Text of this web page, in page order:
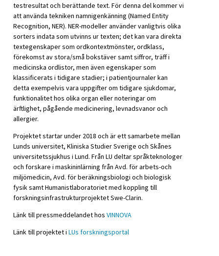
testresultat och berättande text. För denna del kommer vi
att använda tekniken namnigenkänning (Named Entity
Recognition, NER). NER-modeller använder vanligtvis olika
sorters indata som utvinns ur texten; det kan vara direkta
textegenskaper som ordkontextmönster, ordklass,
förekomst av stora/små bokstäver samt siffror, träff i
medicinska ordlistor, men även egenskaper som
klassificerats i tidigare stadier; i patientjournaler kan
detta exempelvis vara uppgifter om tidigare sjukdomar,
funktionalitet hos olika organ eller noteringar om
ärftlighet, pågående medicinering, levnadsvanor och
allergier.
Projektet startar under 2018 och är ett samarbete mellan
Lunds universitet, Kliniska Studier Sverige och Skånes
universitetssjukhus i Lund. Från LU deltar språkteknologer
och forskare i maskininlärning från Avd. för arbets-och
miljömedicin, Avd. för beräkningsbiologi och biologisk
fysik samt Humanistlaboratoriet med koppling till
forskningsinfrastrukturprojektet Swe-Clarin.
Länk till pressmeddelandet hosVINNOVA
Länk till projektet iLUs forskningsportal